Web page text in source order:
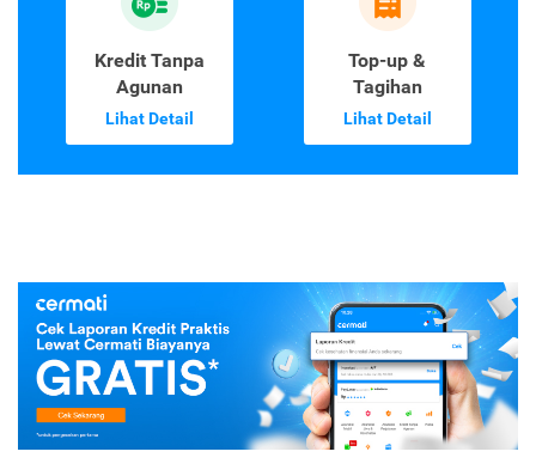
Kredit Tanpa
Agunan
Lihat Detail
Top-up &
Tagihan
Lihat Detail